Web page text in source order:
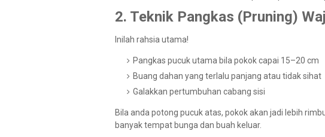
2. Teknik Pangkas (Pruning)
Inilah rahsia utama!
Pangkas pucuk utama bila pokok capai 15–20 cm
Buang dahan yang terlalu panjang atau tidak sihat
Galakkan pertumbuhan cabang sisi
Bila anda potong pucuk atas, pokok akan jadi lebih
banyak tempat bunga dan buah keluar.